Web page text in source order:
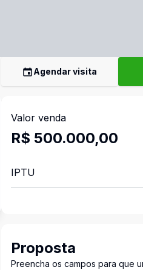
Agendar visita
Valor venda
R$ 500.000,00
IPTU
Proposta
Preencha os campos para que